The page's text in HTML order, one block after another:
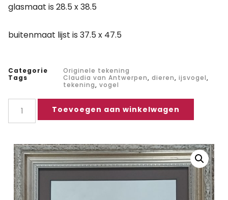
glasmaat is 28.5 x 38.5
buitenmaat lijst is 37.5 x 47.5
Categorie
Originele tekening
Tags
Claudia van Antwerpen, dieren, ijsvogel,
tekening, vogel
Toevoegen aan winkelwagen